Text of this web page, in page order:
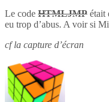
Le code HTMLJMP était
eu trop d’abus. A voir si
cf la capture d’écran